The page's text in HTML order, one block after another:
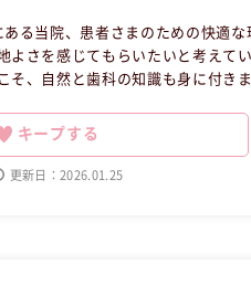
ある当院、患者さまのための快適
よさを感じてもらいたいと考えて
識も身に付きます◎ 【昼職・転職・求人】 この昼職求人は神奈川
キープする
更新日：2026.01.25